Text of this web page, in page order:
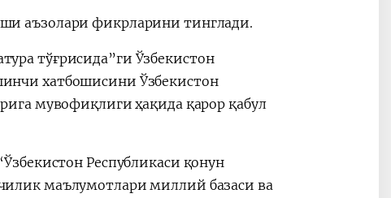
аъзолари фикрларини тинглади.
тўғрисида”ги Ўзбекистон
хатбошисини Ўзбекистон
мувофиқлиги ҳақида қарор қабул
Республикаси қонун
маълумотлари миллий базаси ва